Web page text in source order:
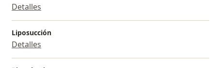
Detalles
Liposucción
Detalles